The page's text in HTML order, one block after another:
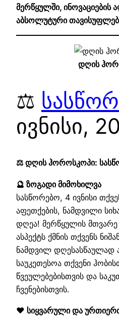
მერწყულში, ინოვაციების
აბსოლუტური
დღის
⚖️
ივნისი,
⚖️ დღის ჰოროსკოპი:
🔮 ზოგადი მიმოხილვა
სასწორებო, 4 ივნისი
აფეთქების, ნამდვილი
დღეა! მერწყულის
ასპექტს ქმნის თქვენს
ნამდვილ დღესასწაულად
საუკეთესოა თქვენი
წვეულებებისთვის და
ჩვენებისთვის.
❤️ სიყვარული და